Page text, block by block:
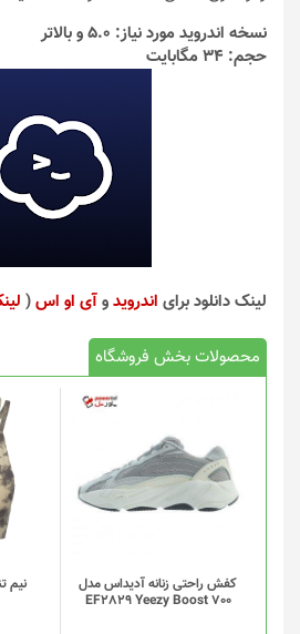
نسخه اندروید مورد نیاز: 5.0 و بالاتر
حجم: 34 مگابایت
لینک دانلود برای اندرویدوآی او اس(
محصولات بخش فروشگاه
کفش راحتی زنانه آدیداس مدل
EF2829 Yeezy Boost 700